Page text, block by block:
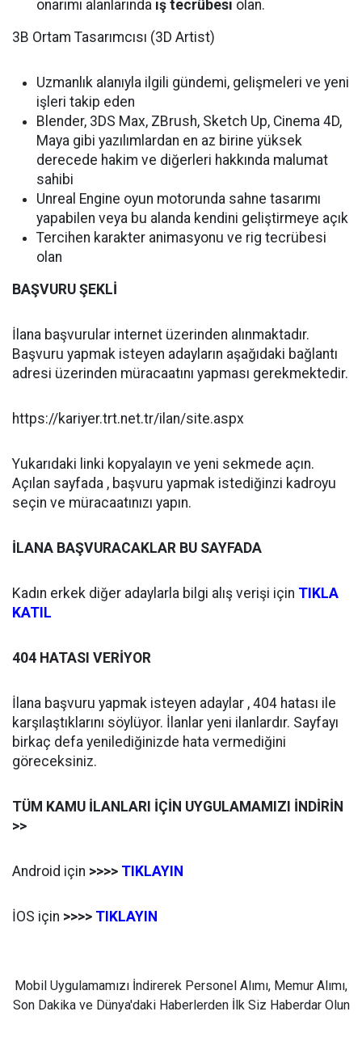
onarımı alanlarında iş tecrübesi olan.
3B Ortam Tasarımcısı (3D Artist)
Uzmanlık alanıyla ilgili gündemi, gelişmeleri ve yeni
işleri takip eden
Blender, 3DS Max, ZBrush, Sketch Up, Cinema 4D,
Maya gibi yazılımlardan en az birine yüksek
derecede hakim ve diğerleri hakkında malumat
sahibi
Unreal Engine oyun motorunda sahne tasarımı
yapabilen veya bu alanda kendini geliştirmeye açık
Tercihen karakter animasyonu ve rig tecrübesi
olan
BAŞVURU ŞEKLİ
İlana başvurular internet üzerinden alınmaktadır.
Başvuru yapmak isteyen adayların aşağıdaki bağlantı
adresi üzerinden müracaatını yapması gerekmektedir.
https://kariyer.trt.net.tr/ilan/site.aspx
Yukarıdaki linki kopyalayın ve yeni sekmede açın.
Açılan sayfada , başvuru yapmak istediğinzi kadroyu
seçin ve müracaatınızı yapın.
İLANA BAŞVURACAKLAR BU SAYFADA
Kadın erkek diğer adaylarla bilgi alış verişi için TIKLA
KATIL
404 HATASI VERİYOR
İlana başvuru yapmak isteyen adaylar , 404 hatası ile
karşılaştıklarını söylüyor. İlanlar yeni ilanlardır. Sayfayı
birkaç defa yenilediğinizde hata vermediğini
göreceksiniz.
TÜM KAMU İLANLARI İÇİN UYGULAMAMIZI İNDİRİN
>>
Android için >>>> TIKLAYIN
İOS için >>>> TIKLAYIN
Mobil Uygulamamızı İndirerek Personel Alımı, Memur Alımı,
Son Dakika ve Dünya'daki Haberlerden İlk Siz Haberdar Olun